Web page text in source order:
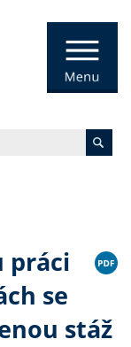
práci
se
stáž